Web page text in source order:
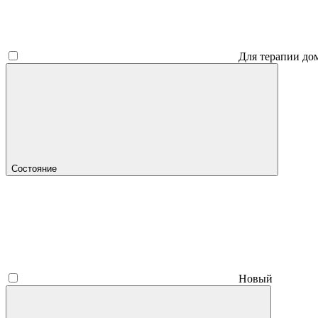
Для терапии
Состояние
Новый